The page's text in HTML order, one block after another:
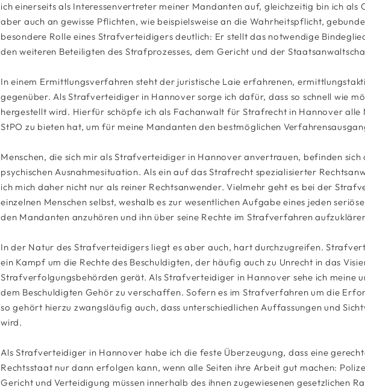
ich einerseits als Interessenvertreter meiner Mandanten auf, gleichzeitig bin ich als
aber auch an gewisse Pflichten, wie beispielsweise an die Wahrheitspflicht,
besondere Rolle eines Strafverteidigers deutlich: Er stellt das notwendige
den weiteren Beteiligten des Strafprozesses, dem Gericht und der
In einem Ermittlungsverfahren steht der juristische Laie erfahrenen,
gegenüber. Als Strafverteidiger in Hannover sorge ich dafür, dass so schnell wie
hergestellt wird. Hierfür schöpfe ich als Fachanwalt für Strafrecht in Hannover alle
StPO zu bieten hat, um für meine Mandanten den bestmöglichen
Menschen, die sich mir als Strafverteidiger in Hannover anvertrauen, befinden
psychischen Ausnahmesituation. Als ein auf das Strafrecht spezialisierter
ich mich daher nicht nur als reiner Rechtsanwender. Vielmehr geht es bei der
einzelnen Menschen selbst, weshalb es zur wesentlichen Aufgabe eines jeden
den Mandanten anzuhören und ihn über seine Rechte im Strafverfahren
In der Natur des Strafverteidigers liegt es aber auch, hart durchzugreifen.
ein Kampf um die Rechte des Beschuldigten, der häufig auch zu Unrecht in das
Strafverfolgungsbehörden gerät. Als Strafverteidiger in Hannover sehe ich meine
dem Beschuldigten Gehör zu verschaffen. Sofern es im Strafverfahren um die
so gehört hierzu zwangsläufig auch, dass unterschiedlichen Auffassungen und
wird.
Als Strafverteidiger in Hannover habe ich die feste Überzeugung, dass eine
Rechtsstaat nur dann erfolgen kann, wenn alle Seiten ihre Arbeit gut machen:
Gericht und Verteidigung müssen innerhalb des ihnen zugewiesenen gesetzlichen